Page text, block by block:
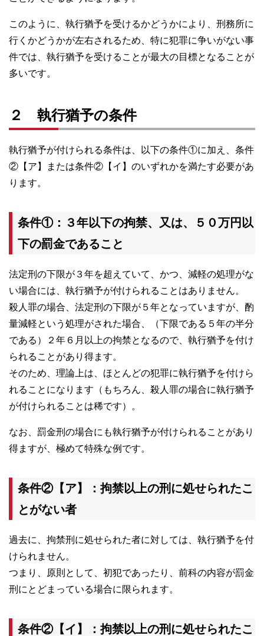
このように、執行猶予を受けるかどうかにより、刑務所に
行くかどうかが左右されるため、特に犯罪に争いがない事
件では、執行猶予を受けることが最大の目標となることが
多いです。
２ 執行猶予の条件
執行猶予が付けられる条件は、以下の条件①に加え、条件
②【ア】または条件②【イ】のいずれかを満たす必要があ
ります。
条件①：３年以下の拘禁、又は、５０万円以
下の罰金であること
法定刑の下限が３年を超えていて、かつ、減軽の処理がな
い場合には、執行猶予が付けられることはありません。
殺人罪の場合、法定刑の下限が５年となっていますが、酌
量減軽という処理がされた場合、（下限である５年の半分
である）２年６月以上の拘禁となるので、執行猶予を付け
られることがあり得ます。
そのため、理論上は、ほとんどの犯罪に執行猶予を付けら
れることになります（もちろん、殺人罪の場合に執行猶予
が付けられることは稀です）。
なお、罰金刑の場合にも執行猶予が付けられることがあり
得ますが、極めて特殊な例です。
条件②【ア】：拘禁以上の刑に処せられたこ
とがない者
過去に、拘禁刑に処せられた者に対しては、執行猶予を付
けられません。
つまり、原則として、初犯であったり、前科の内容が罰金
刑にとどまっている場合に限られます。
条件②【イ】：拘禁以上の刑に処せられたこ